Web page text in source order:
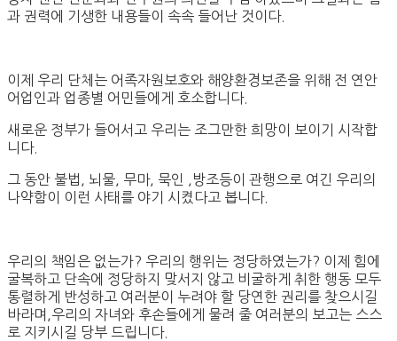
과 권력에 기생한 내용들이 속속 들어난 것이다.
이제 우리 단체는 어족자원보호와 해양환경보존을 위해 전 연안
어업인과 업종별 어민들에게 호소합니다.
새로운 정부가 들어서고 우리는 조그만한 희망이 보이기 시작합
니다.
그 동안 불법, 뇌물, 무마, 묵인 ,방조등이 관행으로 여긴 우리의
나약함이 이런 사태를 야기 시켰다고 봅니다.
우리의 책임은 없는가? 우리의 행위는 정당하였는가? 이제 힘에
굴복하고 단속에 정당하지 맞서지 않고 비굴하게 취한 행동 모두
통렬하게 반성하고 여러분이 누려야 할 당연한 권리를 찾으시길
바라며,우리의 자녀와 후손들에게 물려 줄 여러분의 보고는 스스
로 지키시길 당부 드립니다.